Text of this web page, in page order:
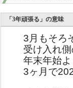
「3年頑張る」の意味
3月もそろ
受け入れ
年末年始
3ヶ月で